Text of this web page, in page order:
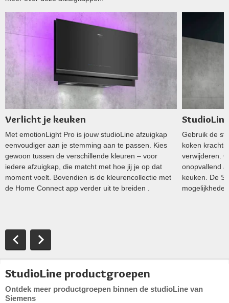
Verlicht je keuken
Met emotionLight Pro is jouw studioLine afzuigkap
eenvoudiger aan je stemming aan te passen. Kies
gewoon tussen de verschillende kleuren – voor
iedere afzuigkap, die matcht met hoe jij je op dat
moment voelt. Bovendien is de kleurencollectie met
de Home Connect app verder uit te breiden .
Gebruik de
koken
verwijderen.
onopvallend
keuken. De
StudioLine productgroepen
Ontdek meer productgroepen binnen de studioLine van
Siemens